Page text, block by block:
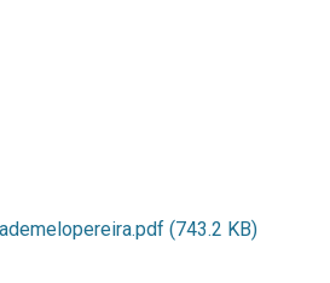
(743.2 KB)